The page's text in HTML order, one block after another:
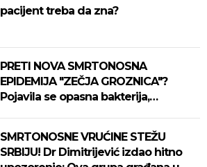
pacijent treba da zna?
PRETI NOVA SMRTONOSNA
EPIDEMIJA "ZEČJA GROZNICA"?
Pojavila se opasna bakterija,
SMRTONOSNE VRUĆINE STEŽU
SRBIJU! Dr Dimitrijević izdao hitno